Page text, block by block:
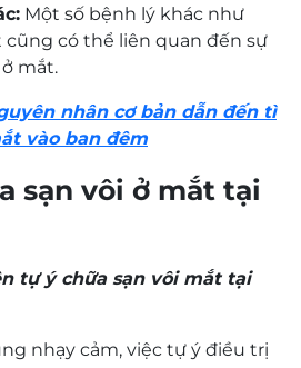
Một số bệnh lý khác như
có thể liên quan đến sự
mắt.
nhân cơ bản dẫn đến tì
vào ban đêm
sạn vôi ở mắt tại
tự ý chữa sạn vôi mắt tại
nhạy cảm, việc tự ý điều trị